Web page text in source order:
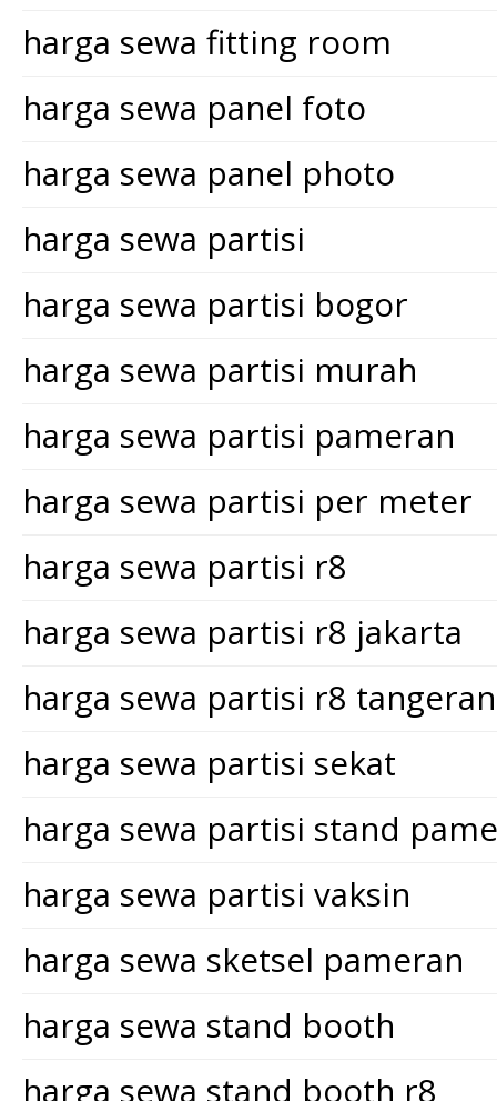
harga sewa fitting room
harga sewa panel foto
harga sewa panel photo
harga sewa partisi
harga sewa partisi bogor
harga sewa partisi murah
harga sewa partisi pameran
harga sewa partisi per meter
harga sewa partisi r8
harga sewa partisi r8 jakarta
harga sewa partisi r8
harga sewa partisi sekat
harga sewa partisi stand
harga sewa partisi vaksin
harga sewa sketsel pameran
harga sewa stand booth
harga sewa stand booth r8